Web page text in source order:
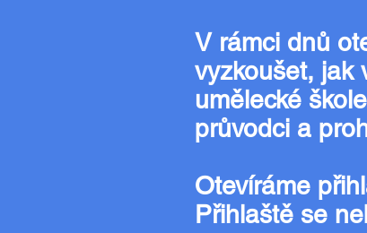
V rámci dnů
vyzkoušet, jak
umělecké
průvodci a
Otevíráme
Přihlaště se